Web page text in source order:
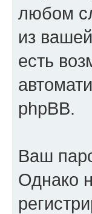
любом
из
есть
phpBB.
Ваш
Однако